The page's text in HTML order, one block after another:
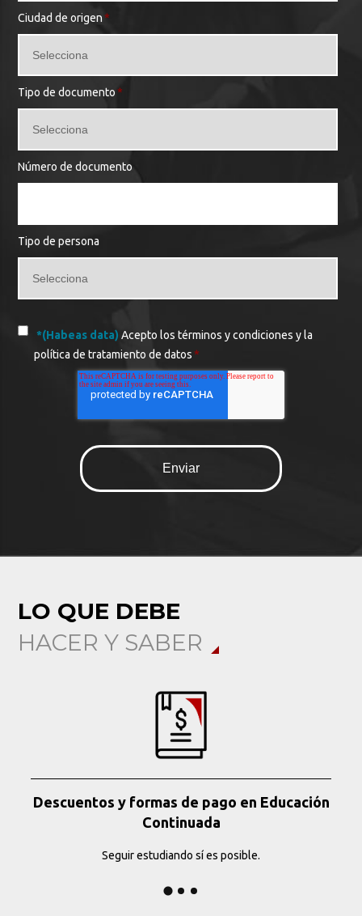
Ciudad de origen *
Tipo de documento *
Número de documento
Tipo de persona
*(Habeas data)Acepto los términos y condiciones y la
política de tratamiento de datos *
LO QUE DEBE
HACER Y SABER
Descuentos y formas de pago en Educación
Continuada
Seguir estudiando sí es posible.